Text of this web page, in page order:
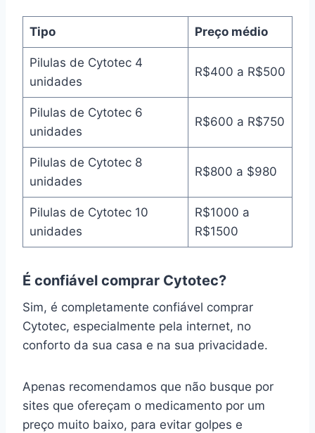
Tipo Preço médio
Pilulas de Cytotec 4
unidades
R$400 a R$500
Pilulas de Cytotec 6
unidades
R$600 a R$750
Pilulas de Cytotec 8
unidades
R$800 a $980
Pilulas de Cytotec 10
unidades
R$1000 a
R$1500
É confiável comprar Cytotec?
Sim, é completamente confiável comprar
Cytotec, especialmente pela internet, no
conforto da sua casa e na sua privacidade.
Apenas recomendamos que não busque por
sites que ofereçam o medicamento por um
preço muito baixo, para evitar golpes e